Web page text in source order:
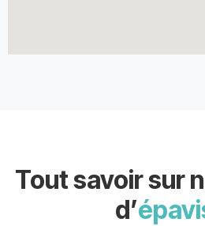
Tout savoir sur
d’